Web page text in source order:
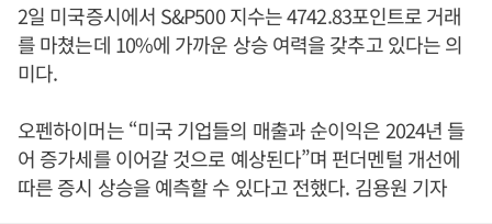
2일 미국증시에서 S&P500 지수는 4742.83포인트로 거래
를 마쳤는데 10%에 가까운 상승 여력을 갖추고 있다는 의
미다.
오펜하이머는 “미국 기업들의 매출과 순이익은 2024년 들
어 증가세를 이어갈 것으로 예상된다”며 펀더멘털 개선에
따른 증시 상승을 예측할 수 있다고 전했다. 김용원 기자